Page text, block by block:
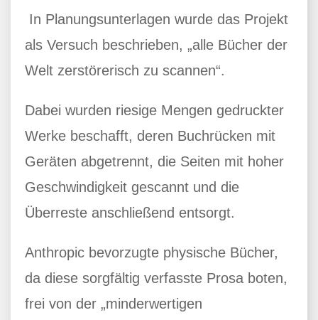
In Planungsunterlagen wurde das Projekt
als Versuch beschrieben, „alle Bücher der
Welt zerstörerisch zu scannen“.
Dabei wurden riesige Mengen gedruckter
Werke beschafft, deren Buchrücken mit
Geräten abgetrennt, die Seiten mit hoher
Geschwindigkeit gescannt und die
Überreste anschließend entsorgt.
Anthropic bevorzugte physische Bücher,
da diese sorgfältig verfasste Prosa boten,
frei von der „minderwertigen